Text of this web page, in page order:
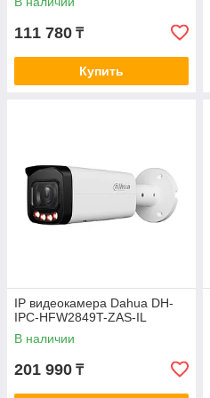
111 780 ₸
Купить
IP видеокамера Dahua DH-
IPC-HFW2849T-ZAS-IL
В наличии
201 990 ₸